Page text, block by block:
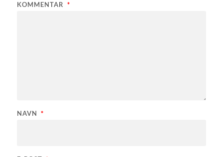
KOMMENTAR *
NAVN *